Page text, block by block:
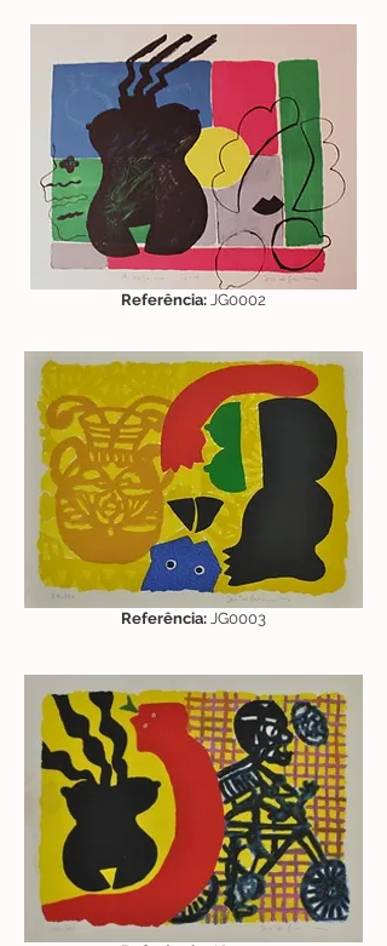
Referência: JG0002
Referência: JG0003